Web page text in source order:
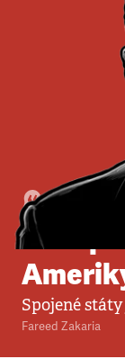
Komentář
Trump
Spojené
Fareed Zakaria